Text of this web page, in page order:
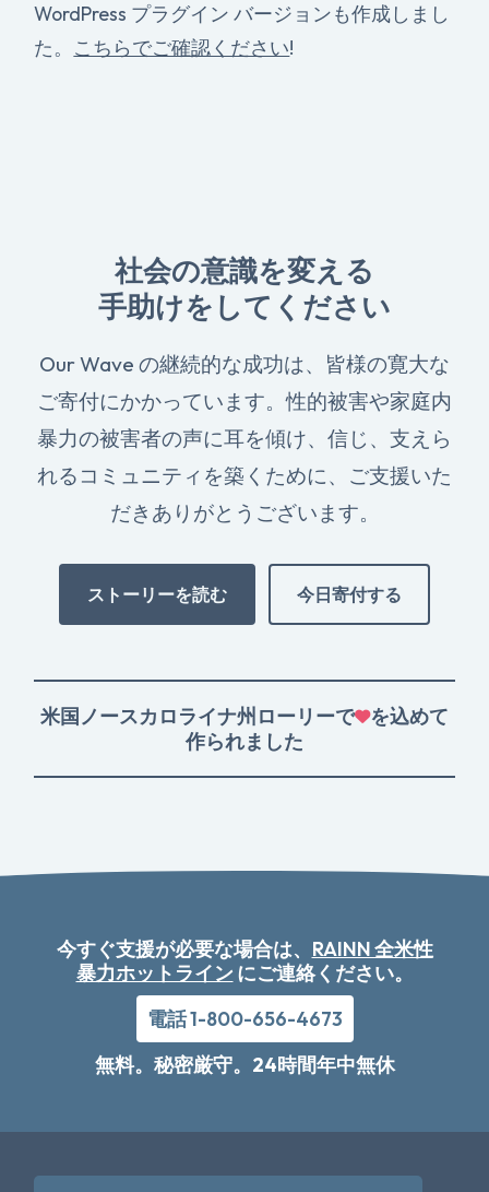
WordPress プラグイン バージョンも作成しまし
た。 こちらでご確認ください!
社会の意識を変える
手助けをしてください
Our Wave の継続的な成功は、皆様の寛大な
ご寄付にかかっています。性的被害や家庭内
暴力の被害者の声に耳を傾け、信じ、支えら
れるコミュニティを築くために、ご支援いた
だきありがとうございます。
ストーリーを読む 今日寄付する
米国ノースカロライナ州ローリーで
を込めて
作られました
今すぐ支援が必要な場合は、 RAINN 全米性
暴力ホットライン にご連絡ください。
電話 1-800-656-4673
無料。秘密厳守。24時間年中無休